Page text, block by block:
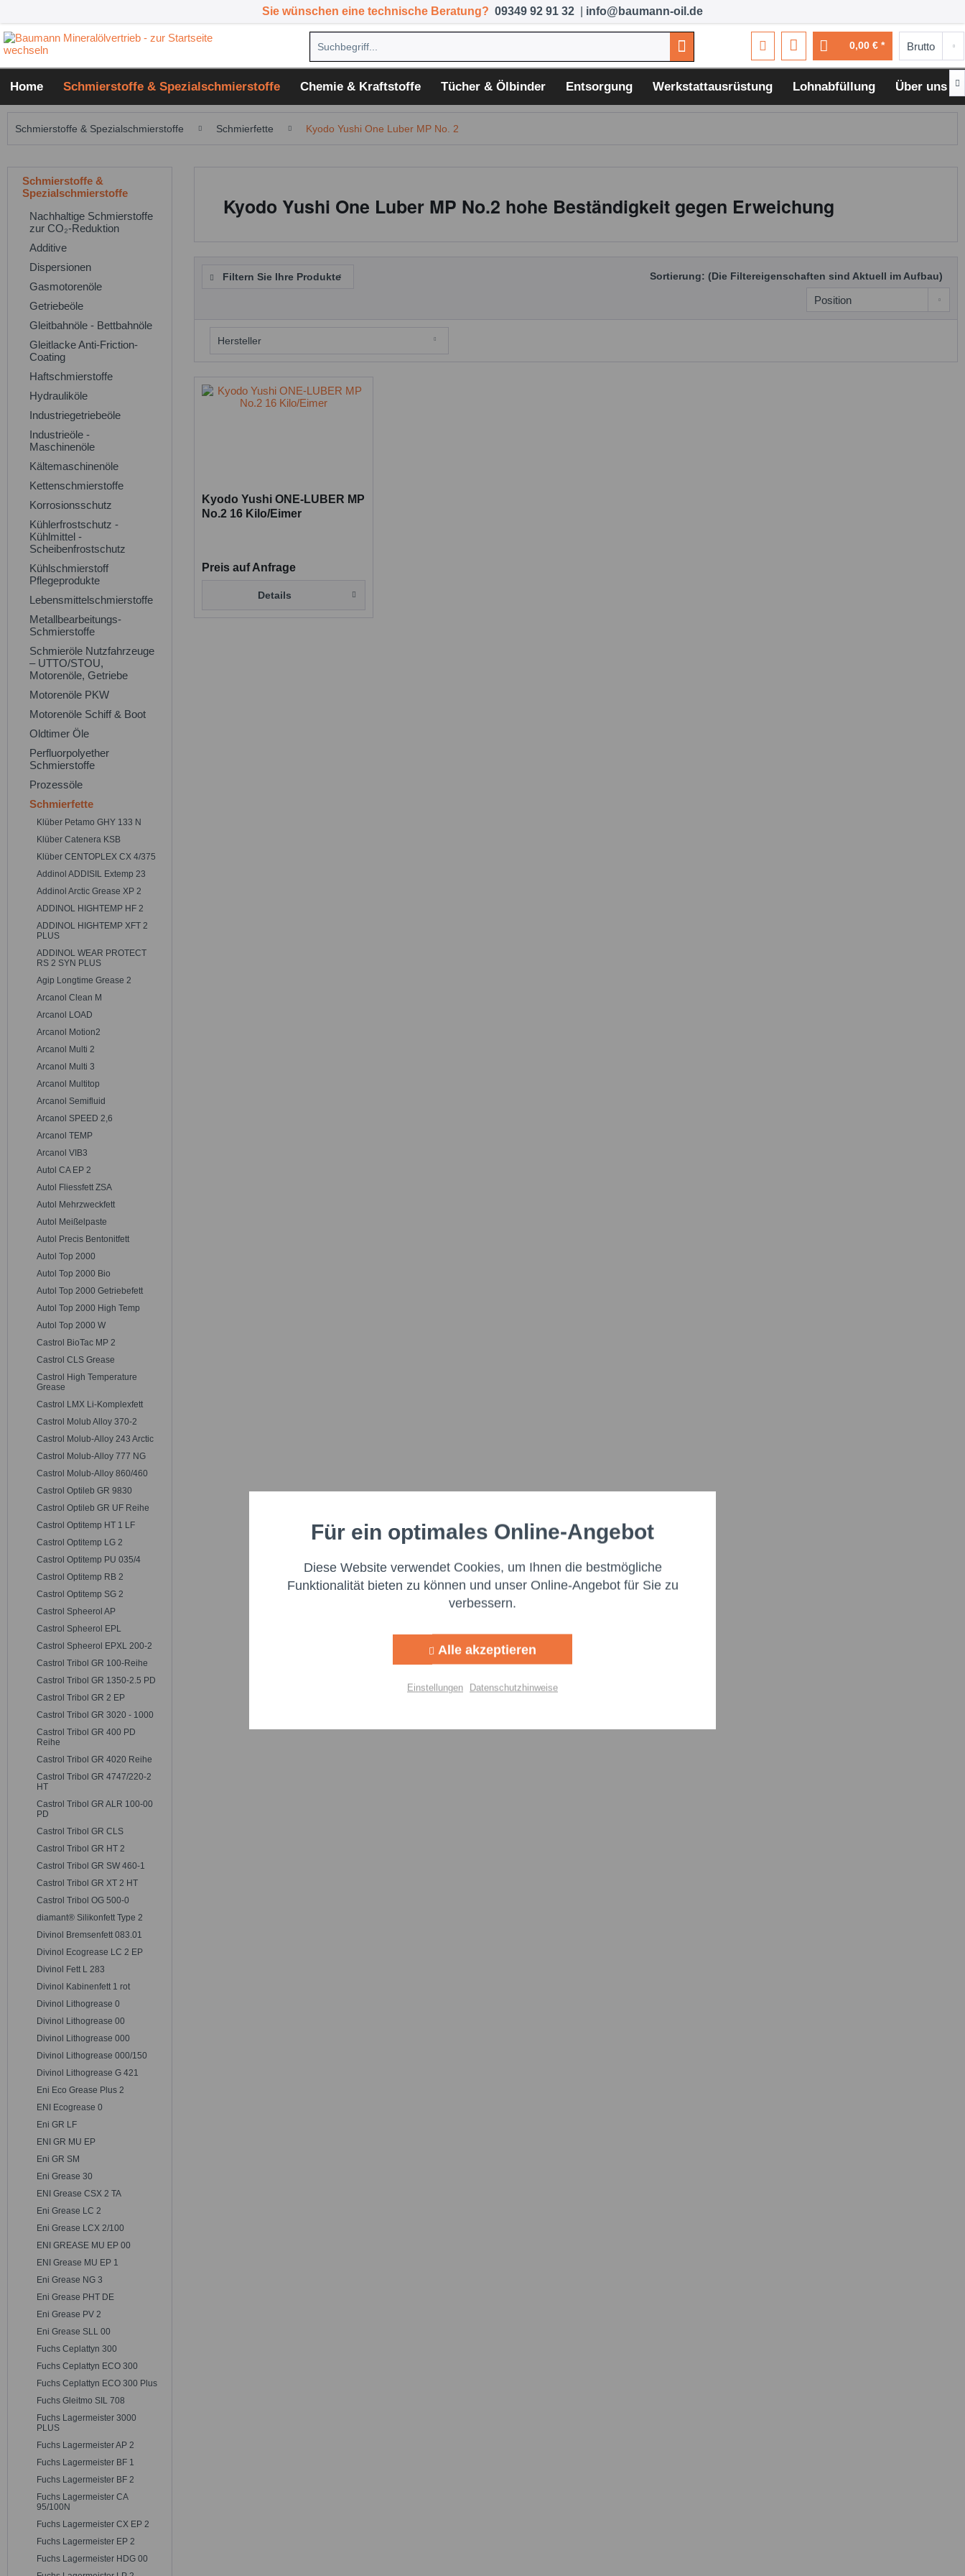
Sie wünschen eine technische Beratung? 09349 92 91 32 info@baumann-oil.de
0,00 € *
Home Schmierstoffe & Spezialschmierstoffe Chemie & Kraftstoffe Tücher & Ölbinder Entsorgung Werkstattausrüstung Lohnabfüllung Über uns 
Schmierstoffe & Spezialschmierstoffe Schmierfette Kyodo Yushi One Luber MP No. 2
Schmierstoffe &
Spezialschmierstoffe
Nachhaltige Schmierstoffe
zur CO₂-Reduktion
Additive
Dispersionen
Gasmotorenöle
Getriebeöle
Gleitbahnöle - Bettbahnöle
Gleitlacke Anti-Friction-
Coating
Haftschmierstoffe
Hydrauliköle
Industriegetriebeöle
Industrieöle -
Maschinenöle
Kältemaschinenöle
Kettenschmierstoffe
Korrosionsschutz
Kühlerfrostschutz -
Kühlmittel -
Scheibenfrostschutz
Kühlschmierstoff
Pflegeprodukte
Lebensmittelschmierstoffe
Metallbearbeitungs-
Schmierstoffe
Schmieröle Nutzfahrzeuge
– UTTO/STOU,
Motorenöle, Getriebe
Motorenöle PKW
Motorenöle Schiff & Boot
Oldtimer Öle
Perfluorpolyether
Schmierstoffe
Prozessöle
Schmierfette
Klüber Petamo GHY 133 N
Klüber Catenera KSB
Klüber CENTOPLEX CX 4/375
Addinol ADDISIL Extemp 23
Addinol Arctic Grease XP 2
ADDINOL HIGHTEMP HF 2
ADDINOL HIGHTEMP XFT 2
PLUS
ADDINOL WEAR PROTECT
RS 2 SYN PLUS
Agip Longtime Grease 2
Arcanol Clean M
Arcanol LOAD
Arcanol Motion2
Arcanol Multi 2
Arcanol Multi 3
Arcanol Multitop
Arcanol Semifluid
Arcanol SPEED 2,6
Arcanol TEMP
Arcanol VIB3
Autol CA EP 2
Autol Fliessfett ZSA
Autol Mehrzweckfett
Autol Meißelpaste
Autol Precis Bentonitfett
Autol Top 2000
Autol Top 2000 Bio
Autol Top 2000 Getriebefett
Autol Top 2000 High Temp
Autol Top 2000 W
Castrol BioTac MP 2
Castrol CLS Grease
Castrol High Temperature
Grease
Castrol LMX Li-Komplexfett
Castrol Molub Alloy 370-2
Castrol Molub-Alloy 243 Arctic
Castrol Molub-Alloy 777 NG
Castrol Molub-Alloy 860/460
Castrol Optileb GR 9830
Castrol Optileb GR UF Reihe
Castrol Optitemp HT 1 LF
Castrol Optitemp LG 2
Castrol Optitemp PU 035/4
Castrol Optitemp RB 2
Castrol Optitemp SG 2
Castrol Spheerol AP
Castrol Spheerol EPL
Castrol Spheerol EPXL 200-2
Castrol Tribol GR 100-Reihe
Castrol Tribol GR 1350-2.5 PD
Castrol Tribol GR 2 EP
Castrol Tribol GR 3020 - 1000
Castrol Tribol GR 400 PD
Reihe
Castrol Tribol GR 4020 Reihe
Castrol Tribol GR 4747/220-2
HT
Castrol Tribol GR ALR 100-00
PD
Castrol Tribol GR CLS
Castrol Tribol GR HT 2
Castrol Tribol GR SW 460-1
Castrol Tribol GR XT 2 HT
Castrol Tribol OG 500-0
diamant® Silikonfett Type 2
Divinol Bremsenfett 083.01
Divinol Ecogrease LC 2 EP
Divinol Fett L 283
Divinol Kabinenfett 1 rot
Divinol Lithogrease 0
Divinol Lithogrease 00
Divinol Lithogrease 000
Divinol Lithogrease 000/150
Divinol Lithogrease G 421
Eni Eco Grease Plus 2
ENI Ecogrease 0
Eni GR LF
ENI GR MU EP
Eni GR SM
Eni Grease 30
ENI Grease CSX 2 TA
Eni Grease LC 2
Eni Grease LCX 2/100
ENI GREASE MU EP 00
ENI Grease MU EP 1
Eni Grease NG 3
Eni Grease PHT DE
Eni Grease PV 2
Eni Grease SLL 00
Fuchs Ceplattyn 300
Fuchs Ceplattyn ECO 300
Fuchs Ceplattyn ECO 300 Plus
Fuchs Gleitmo SIL 708
Fuchs Lagermeister 3000
PLUS
Fuchs Lagermeister AP 2
Fuchs Lagermeister BF 1
Fuchs Lagermeister BF 2
Fuchs Lagermeister CA
95/100N
Fuchs Lagermeister CX EP 2
Fuchs Lagermeister EP 2
Fuchs Lagermeister HDG 00
Kyodo Yushi One Luber MP No.2 hohe Beständigkeit gegen Erweichung
Filtern Sie Ihre Produkte Sortierung: (Die Filtereigenschaften sind Aktuell im Aufbau)
Hersteller
Kyodo Yushi ONE-LUBER MP
No.2 16 Kilo/Eimer
Preis auf Anfrage
Details
Funktionale Aktiv
Marketing Aktiv
Für ein optimales Online-Angebot
Diese Website verwendet Cookies, um Ihnen die bestmögliche
Funktionalität bieten zu können und unser Online-Angebot für Sie zu
verbessern.
Alle akzeptieren
Einstellungen Datenschutzhinweise